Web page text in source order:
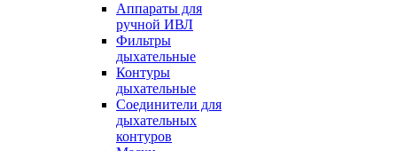
Аппараты для
ручной ИВЛ
Фильтры
дыхательные
Контуры
дыхательные
Соединители для
дыхательных
контуров